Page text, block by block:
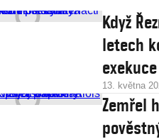
Když
letech
exekuce
13. května
Zemřel